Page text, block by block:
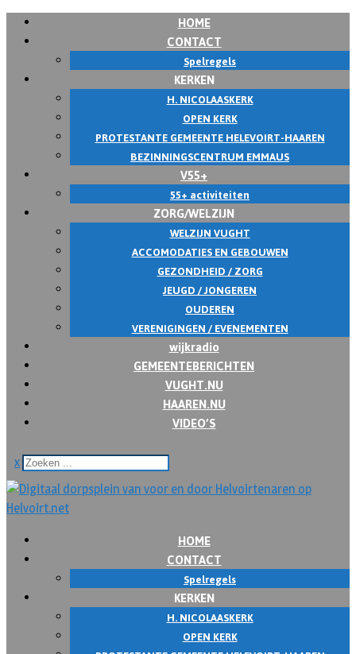
Skip
HOME
CONTACT
Spelregels
KERKEN
H. NICOLAASKERK
OPEN KERK
PROTESTANTE GEMEENTE HELEVOIRT-HAAREN
BEZINNINGSCENTRUM EMMAUS
V55+
55+ activiteiten
ZORG/WELZIJN
WELZIJN VUGHT
ACCOMODATIES EN GEBOUWEN
GEZONDHEID / ZORG
JEUGD / JONGEREN
OUDEREN
VERENIGINGEN / EVENEMENTEN
wijkradio
GEMEENTEBERICHTEN
VUGHT.NU
HAAREN.NU
VIDEO’S
x
HOME
CONTACT
Spelregels
KERKEN
H. NICOLAASKERK
OPEN KERK